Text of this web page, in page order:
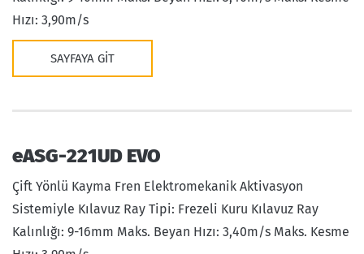
Hızı: 3,90m/s
SAYFAYA GIT
eASG-221UD EVO
Çift Yönlü Kayma Fren Elektromekanik Aktivasyon
Sistemiyle Kılavuz Ray Tipi: Frezeli Kuru Kılavuz Ray
Kalınlığı: 9-16mm Maks. Beyan Hızı: 3,40m/s Maks. Kesme